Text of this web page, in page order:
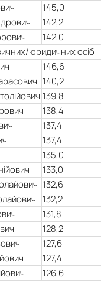
145,0
142,2
142,0
юридичних осіб
146,6
140,2
139,8
138,4
137,4
137,4
135,0
133,0
132,6
132,2
131,8
128,2
127,6
127,4
126,6